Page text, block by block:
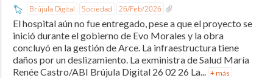
Brújula Digital Sociedad 26/Feb/2026
El hospital aún no fue entregado, pese a que el proyecto se
inició durante el gobierno de Evo Morales y la obra
concluyó en la gestión de Arce. La infraestructura tiene
daños por un deslizamiento. La exministra de Salud María
Renée Castro/ABI Brújula Digital 26 02 26 La... + más